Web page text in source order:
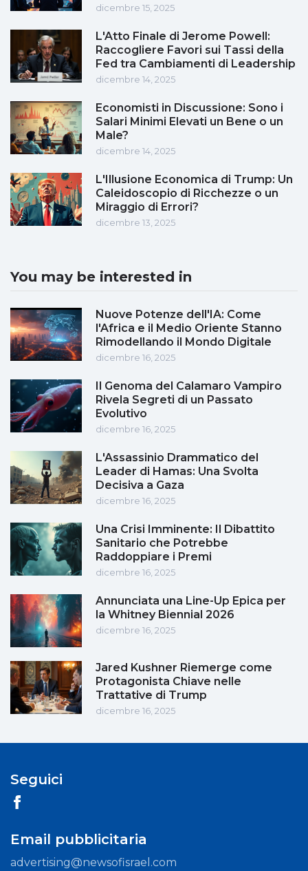
dicembre 15, 2025
L'Atto Finale di Jerome Powell:
Raccogliere Favori sui Tassi della
Fed tra Cambiamenti di Leadership
dicembre 14, 2025
Economisti in Discussione: Sono i
Salari Minimi Elevati un Bene o un
Male?
dicembre 14, 2025
L'Illusione Economica di Trump: Un
Caleidoscopio di Ricchezze o un
Miraggio di Errori?
dicembre 13, 2025
You may be interested in
Nuove Potenze dell'IA: Come
l'Africa e il Medio Oriente Stanno
Rimodellando il Mondo Digitale
dicembre 16, 2025
Il Genoma del Calamaro Vampiro
Rivela Segreti di un Passato
Evolutivo
dicembre 16, 2025
L'Assassinio Drammatico del
Leader di Hamas: Una Svolta
Decisiva a Gaza
dicembre 16, 2025
Una Crisi Imminente: Il Dibattito
Sanitario che Potrebbe
Raddoppiare i Premi
dicembre 16, 2025
Annunciata una Line-Up Epica per
la Whitney Biennial 2026
dicembre 16, 2025
Jared Kushner Riemerge come
Protagonista Chiave nelle
Trattative di Trump
dicembre 16, 2025
Seguici
Email pubblicitaria
advertising@newsofisrael.com